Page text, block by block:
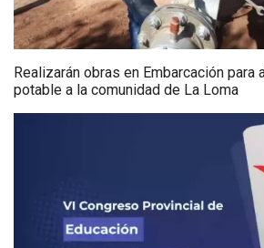
Realizarán obras en Embarcación para
potable a la comunidad de La Loma